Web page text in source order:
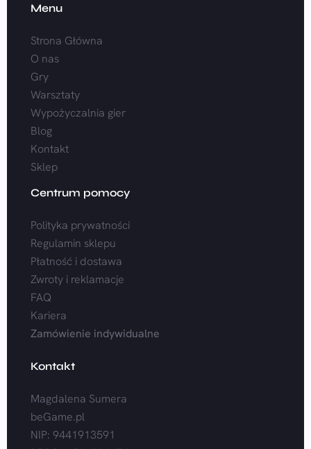
Menu
Strona Główna
O nas
Gry
Warsztaty
Wypożyczalnia gier
Blog
Kontakt
Sklep
Centrum pomocy
Polityka prywatności
Regulamin sklepu
Płatność i dostawa
Zwroty i reklamacje
FAQ
Kariera
Zamówienie indywidualne
Kontakt
Magdalena Sumera
beGame.pl
NIP: 9441913591